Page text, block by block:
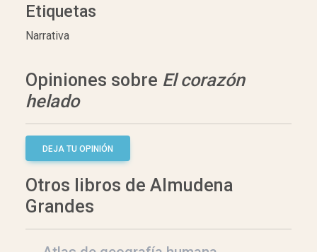
Etiquetas
Narrativa
Opiniones sobre El corazón
helado
DEJA TU OPINIÓN
Otros libros de Almudena
Grandes